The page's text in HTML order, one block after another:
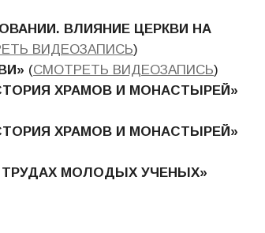
ВЛИЯНИЕ ЦЕРКВИ НА
ВИДЕОЗАПИСЬ)
» (СМОТРЕТЬ ВИДЕОЗАПИСЬ)
ХРАМОВ И МОНАСТЫРЕЙ»
ХРАМОВ И МОНАСТЫРЕЙ»
ТРУДАХ МОЛОДЫХ УЧЕНЫХ»